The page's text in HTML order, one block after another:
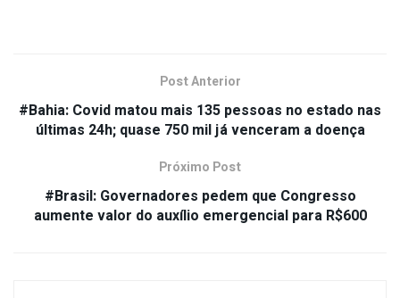
Post Anterior
#Bahia: Covid matou mais 135 pessoas no estado nas
últimas 24h; quase 750 mil já venceram a doença
Próximo Post
#Brasil: Governadores pedem que Congresso
aumente valor do auxílio emergencial para R$600